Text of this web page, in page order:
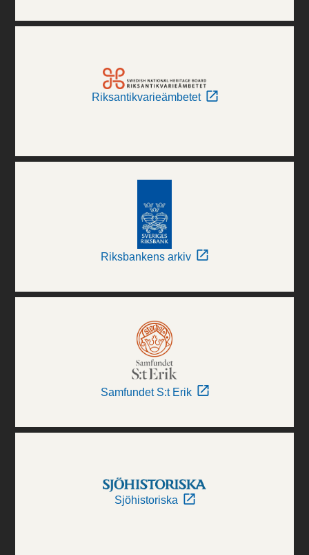
Riksantikvarieämbetet
Riksbankens arkiv
Samfundet S:t Erik
Sjöhistoriska